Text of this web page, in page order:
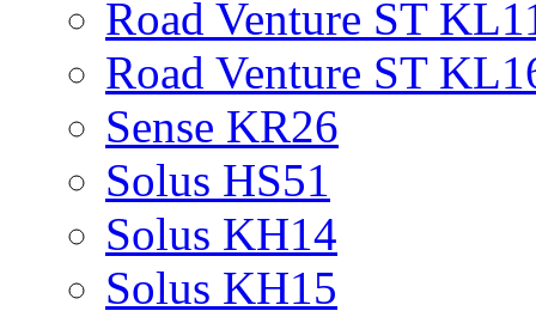
Road Venture ST
Road Venture ST
Sense KR26
Solus HS51
Solus KH14
Solus KH15